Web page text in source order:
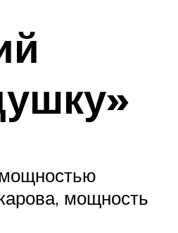
мощностью
мощность